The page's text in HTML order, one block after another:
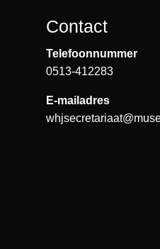
Contact
Telefoonnummer
0513-412283
E-mailadres